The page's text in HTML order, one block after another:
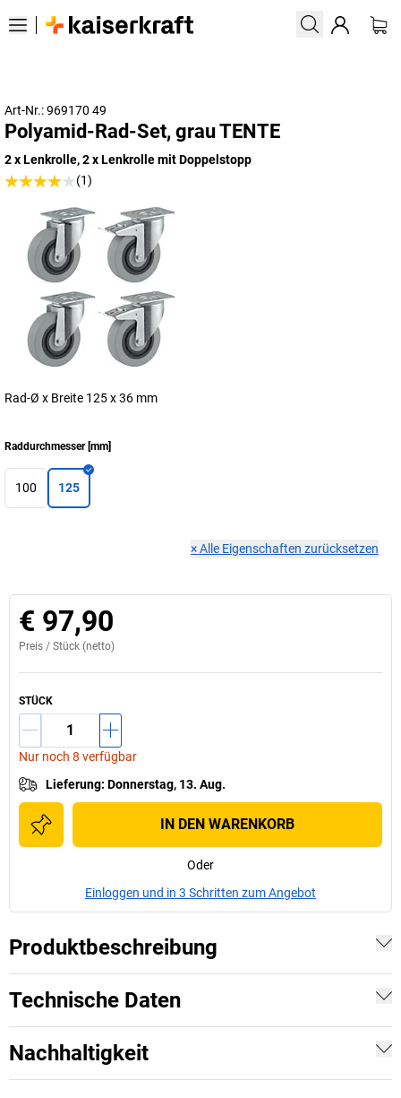
Art-Nr.: 969170 49
Polyamid-Rad-Set, grau TENTE
2 x Lenkrolle, 2 x Lenkrolle mit Doppelstopp
(1)
Rad-Ø x Breite 125 x 36 mm
Raddurchmesser[mm]
100 125
×Alle Eigenschaften zurücksetzen
€ 97,90
Preis / Stück (netto)
STÜCK
Nur noch 8 verfügbar
Lieferung: Donnerstag, 13. Aug.
IN DEN WARENKORB
Oder
Einloggen und in 3 Schritten zum Angebot
Produktbeschreibung
Technische Daten
Nachhaltigkeit